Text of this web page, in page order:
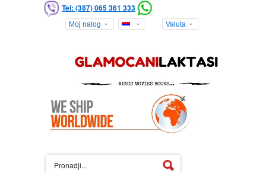
Tel: (387) 065 361 333
Moj nalog Valuta